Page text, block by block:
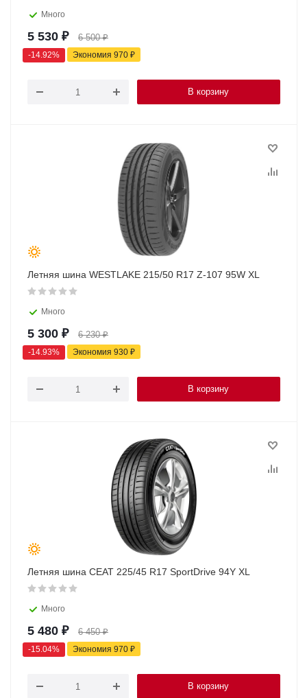
Много
5 530 ₽ 6 500₽
-14.92% Экономия 970 ₽
В корзину
Летняя шина WESTLAKE 215/50 R17 Z-107 95W XL
Много
5 300 ₽ 6 230₽
-14.93% Экономия 930 ₽
В корзину
Летняя шина CEAT 225/45 R17 SportDrive 94Y XL
Много
5 480 ₽ 6 450₽
-15.04% Экономия 970 ₽
В корзину